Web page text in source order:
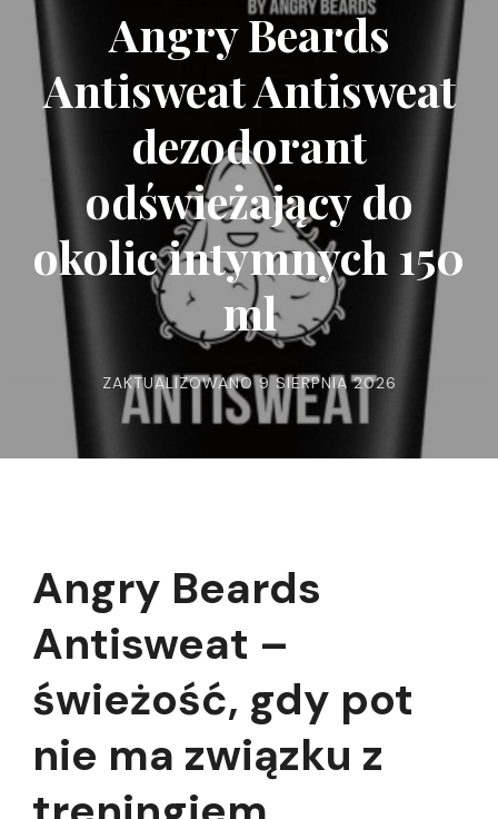
Angry Beards
Antisweat Antisweat
dezodorant
odświeżający do
okolic intymnych 150
ml
ZAKTUALIZOWANO9 SIERPNIA 2026
Angry Beards
Antisweat –
świeżość, gdy pot
nie ma związku z